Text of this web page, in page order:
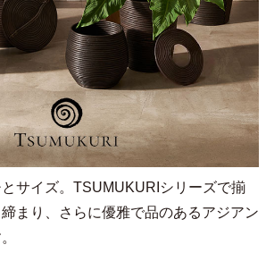
サイズ。TSUMUKURIシリーズで揃
まり、さらに優雅で品のあるアジアン